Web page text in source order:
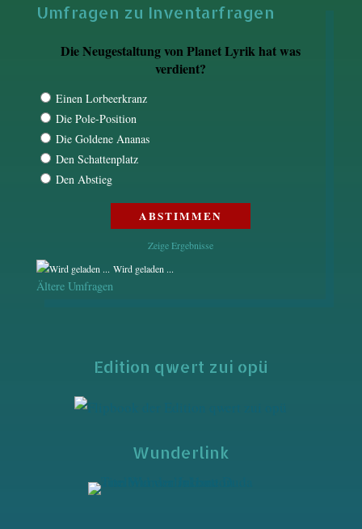
Umfragen zu Inventarfragen
Die Neugestaltung von Planet Lyrik hat was
verdient?
Einen Lorbeerkranz
Die Pole-Position
Die Goldene Ananas
Den Schattenplatz
Den Abstieg
Zeige Ergebnisse
Wird geladen ...
Ältere Umfragen
Edition qwert zui opü
Wunderlink